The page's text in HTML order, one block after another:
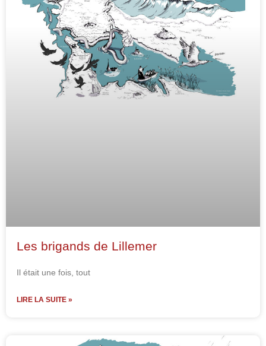
Les brigands de Lillemer
Il était une fois, tout
LIRE LA SUITE »